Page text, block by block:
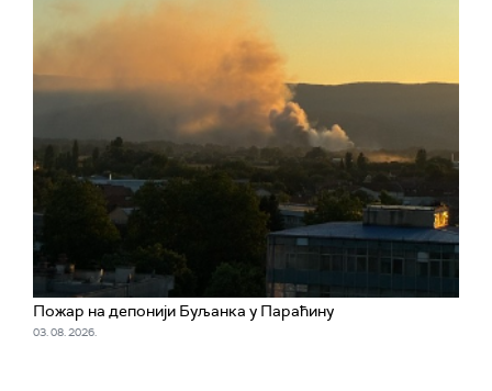
Пожар на депонији Буљанка у Параћину
03. 08. 2026.